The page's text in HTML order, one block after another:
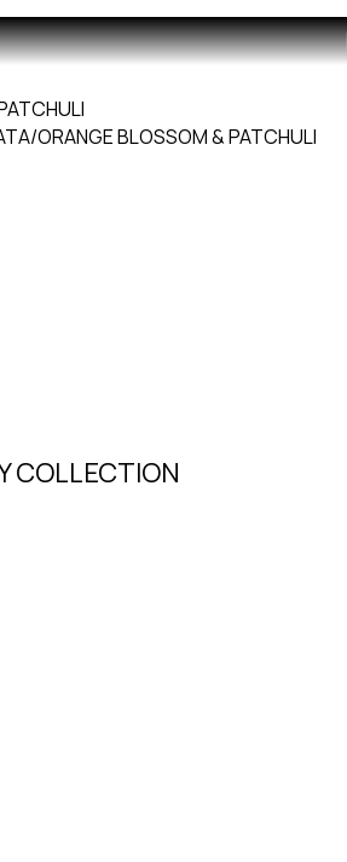
ORANGE BLOSSOM & PATCHULI
COLLECTION